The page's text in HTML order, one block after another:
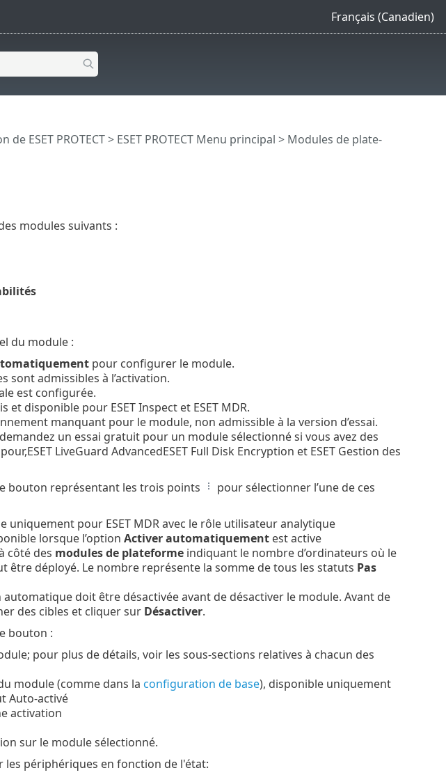
Français (Canadien)
de ESET PROTECT> ESET PROTECT Menu principal > Modules de plate-
modules suivants :
du module :
pour configurer le module.
sont admissibles à l’activation.
est configurée.
et disponible pour ESET Inspect et ESET MDR.
manquant pour le module, non admissible à la version d’essai.
un essai gratuit pour un module sélectionné si vous avez des
LiveGuard AdvancedESET Full Disk Encryption et ESET Gestion des
bouton représentant les trois points
pour sélectionner l’une de ces
uniquement pour ESET MDR avec le rôle utilisateur analytique
lorsque l’option Activer automatiquementest active
côté des modules de plateformeindiquant le nombre d’ordinateurs où le
être déployé. Le nombre représente la somme de tous les statuts Pas
doit être désactivée avant de désactiver le module. Avant de
des cibles et cliquer sur Désactiver.
bouton :
pour plus de détails, voir les sous-sections relatives à chacun des
module (comme dans la configuration de base), disponible uniquement
Auto-activé
activation
sur le module sélectionné.
périphériques en fonction de l'état: